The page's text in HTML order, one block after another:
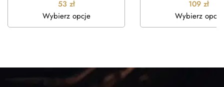
53 zł
Wybierz opcje
109 zł
Wybierz opcje